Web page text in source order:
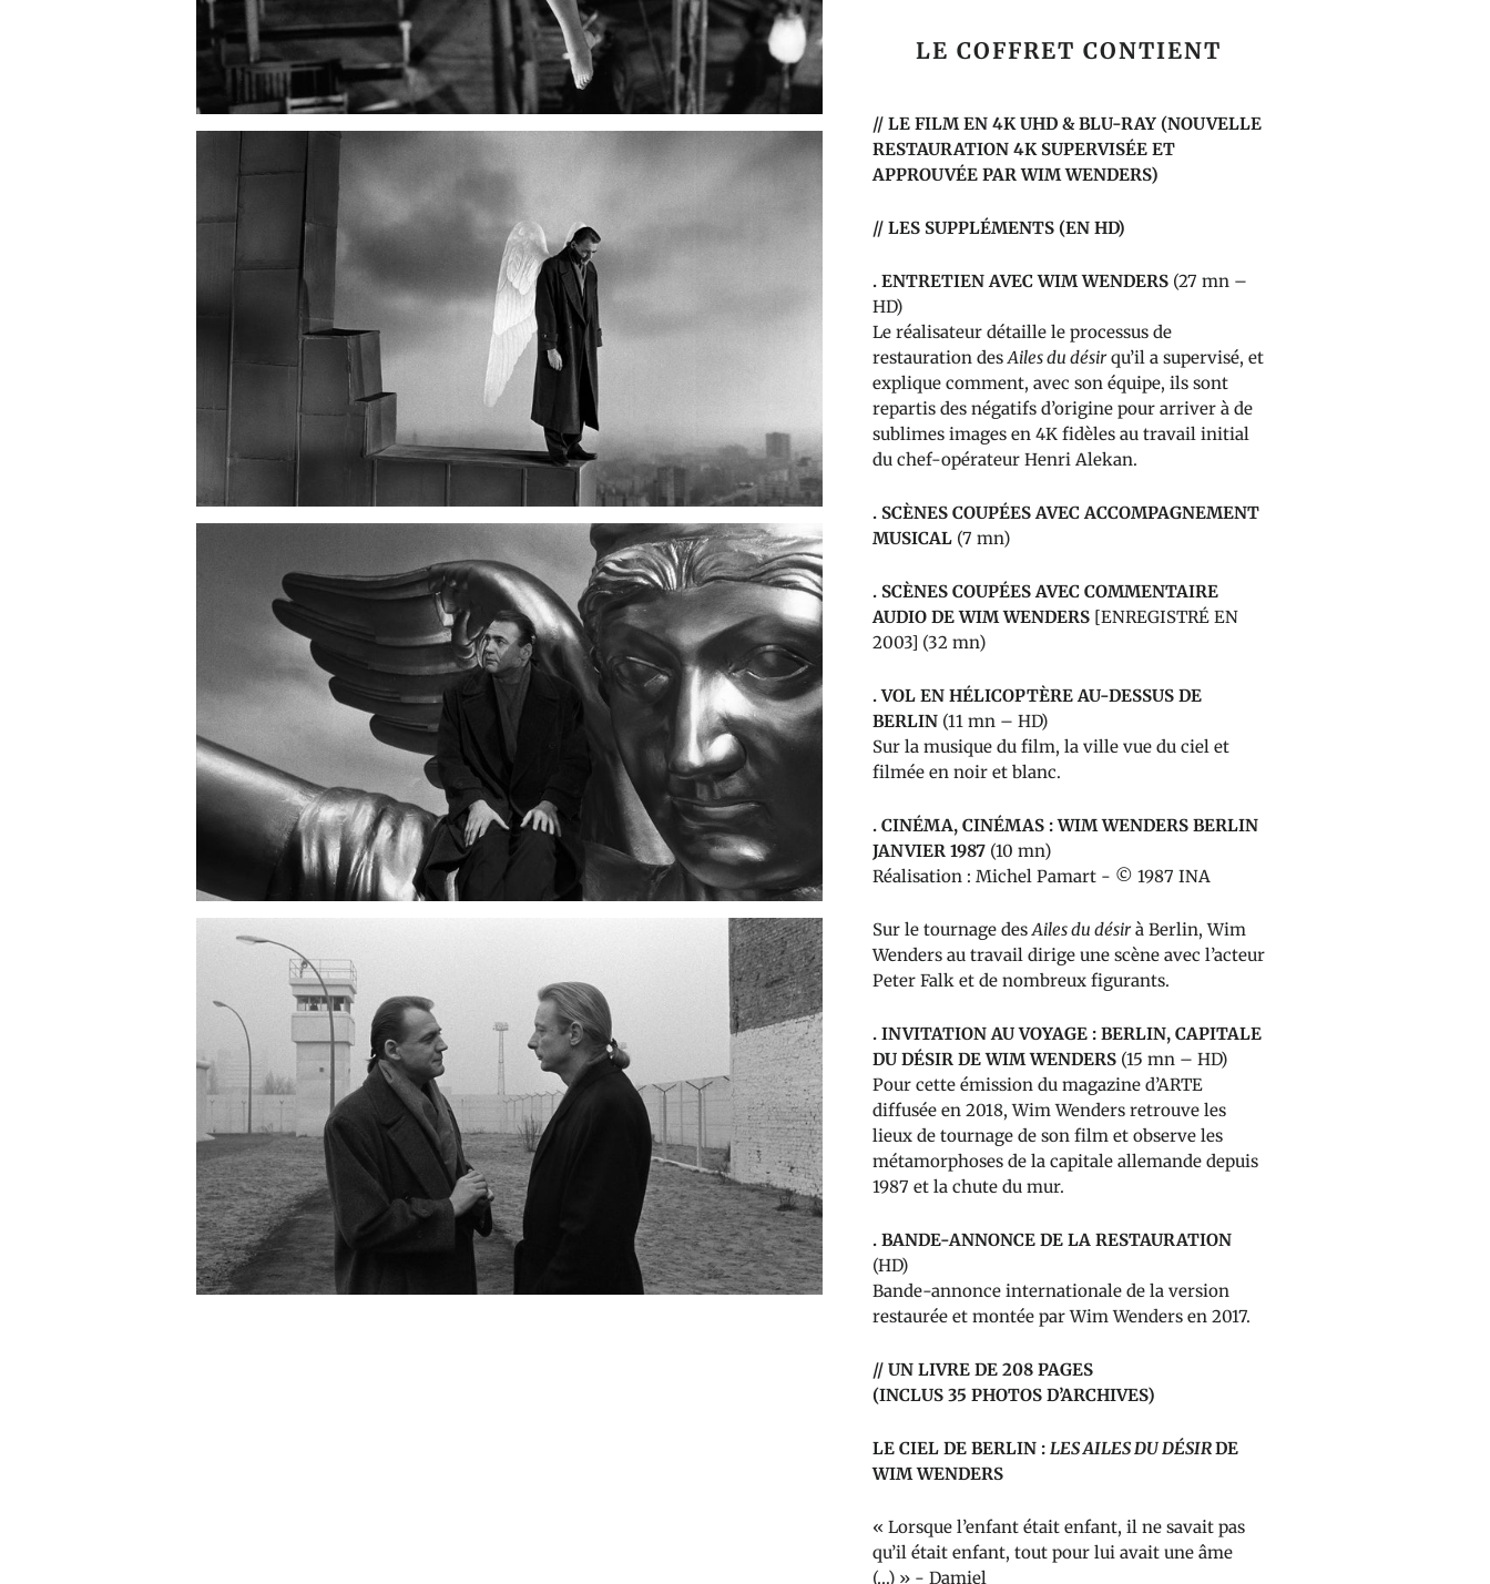
LE COFFRET CONTIENT
// LE FILM EN 4K UHD & BLU-RAY(NOUVELLE
RESTAURATION 4K SUPERVISÉE ET
APPROUVÉE PAR WIM WENDERS)
// LES SUPPLÉMENTS (EN HD)
. ENTRETIEN AVEC WIM WENDERS (27 mn –
HD)
Le réalisateur détaille le processus de
restauration desAiles du désirqu’il a supervisé, et
explique comment, avec son équipe, ils sont
repartis des négatifs d’origine pour arriver à de
sublimes images en 4K fidèles au travail initial
du chef-opérateur Henri Alekan.
. SCÈNES COUPÉES AVEC ACCOMPAGNEMENT
MUSICAL (7 mn)
. SCÈNES COUPÉES AVEC COMMENTAIRE
AUDIO DE WIM WENDERS [ENREGISTRÉ EN
2003] (32 mn)
.VOL EN HÉLICOPTÈRE AU-DESSUS DE
BERLIN (11 mn – HD)
Sur la musique du film, la ville vue du ciel et
filmée en noir et blanc.
. CINÉMA, CINÉMAS : WIM WENDERS BERLIN
JANVIER 1987 (10 mn)
Réalisation : Michel Pamart - © 1987 INA
Sur le tournage desAiles du désirà Berlin, Wim
Wenders au travail dirige une scène avec l’acteur
Peter Falk et de nombreux figurants.
. INVITATION AU VOYAGE : BERLIN, CAPITALE
DU DÉSIR DE WIM WENDERS (15 mn – HD)
Pour cette émission du magazine d’ARTE
diffusée en 2018, Wim Wenders retrouve les
lieux de tournage de son film et observe les
métamorphoses de la capitale allemande depuis
1987 et la chute du mur.
. BANDE-ANNONCE DE LA RESTAURATION
(HD)
Bande-annonce internationale de la version
restaurée et montée par Wim Wenders en 2017.
// UN LIVRE DE 208 PAGES
(INCLUS 35 PHOTOS D’ARCHIVES)
LE CIEL DE BERLIN : LES AILES DU DÉSIRDE
WIM WENDERS
« Lorsque l’enfant était enfant, il ne savait pas
qu’il était enfant, tout pour lui avait une âme
(…) » - Damiel